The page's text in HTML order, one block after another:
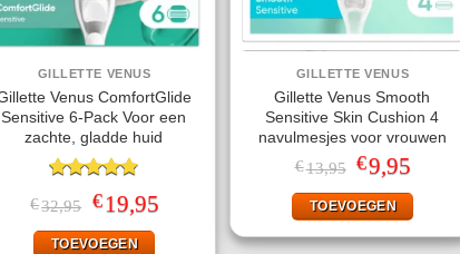
GILLETTE VENUS
Venus ComfortGlide
Sensitive 6-Pack Voor een
zachte, gladde huid
Gewaardeerd
4.80uit 5
€32,95
Oorspronkelijke
prijs
was:
€32,95.
€ 19,95Huidige
prijs
is:
TOEVOEGEN
GILLETTE VENUS
Gillette Venus Smooth
Sensitive Skin Cushion 4
navulmesjes voor vrouwen
€13,95 Oorspronkelijke
prijs
was:
€13,95.
€9,95Huidige
prijs
is:
€9,95.
TOEVOEGEN